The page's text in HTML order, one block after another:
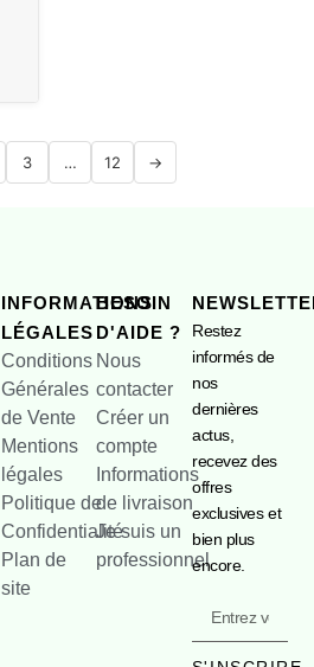
3 … 12 →
INFORMATIONS
LÉGALES
Conditions
Générales
de Vente
Mentions
légales
Politique de
Confidentialité
Plan de
site
BESOIN
D'AIDE ?
Nous
contacter
Créer un
compte
Informations
de livraison
Je suis un
professionnel
Restez
informés de
nos
dernières
actus,
recevez des
offres
exclusives et
bien plus
encore.